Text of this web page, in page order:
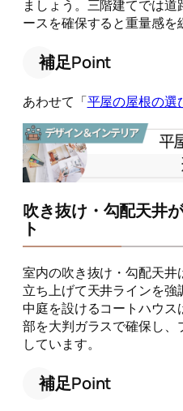
ましょう。三階建てでは
ースを確保すると重量感を
補足Point
あわせて「平屋の屋根の選
吹き抜け・勾配天井
ト
室内の吹き抜け・勾配天
立ち上げて天井ラインを強
中庭を設けるコートハウ
部を大判ガラスで確保し
しています。
補足Point